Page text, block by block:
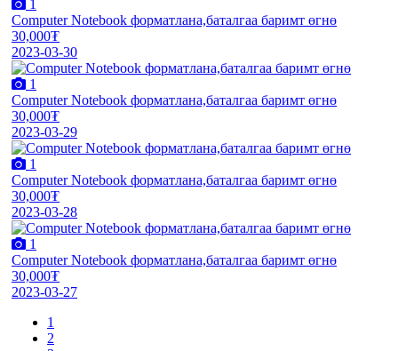
1
Computer Notebook форматлана,баталгаа баримт өгнө
30,000₮
2023-03-30
1
Computer Notebook форматлана,баталгаа баримт өгнө
30,000₮
2023-03-29
1
Computer Notebook форматлана,баталгаа баримт өгнө
30,000₮
2023-03-28
1
Computer Notebook форматлана,баталгаа баримт өгнө
30,000₮
2023-03-27
1
2